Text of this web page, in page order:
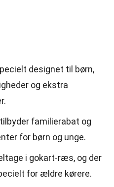
designet til børn,
og ekstra
familierabat og
for børn og unge.
i gokart-ræs, og der
for ældre kørere.